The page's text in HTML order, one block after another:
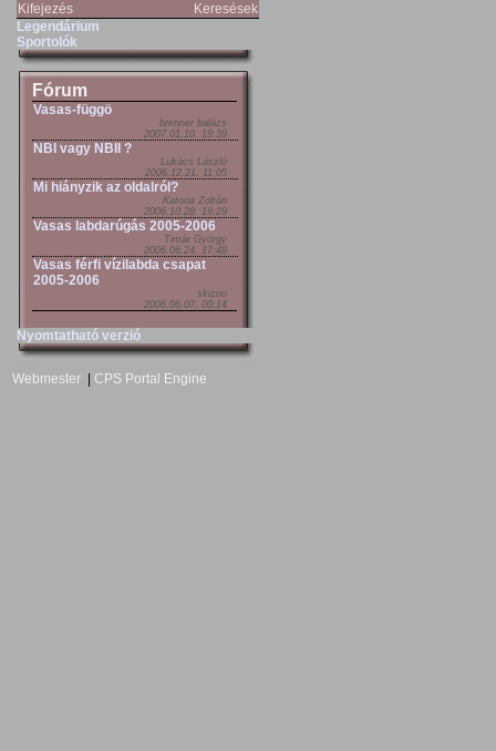
Kifejezés
Keresések
Legendárium
Sportolók
Fórum
Vasas-függö
brenner balázs
2007.01.10. 19:39
NBI vagy NBII ?
Lukács László
2006.12.21. 11:05
Mi hiányzik az oldalról?
Katona Zoltán
2006.10.28. 19:29
Vasas labdarúgás 2005-2006
Timár György
2006.06.24. 17:48
Vasas férfi vízilabda csapat
2005-2006
skizoo
2006.06.07. 00:14
Nyomtatható verzió
Webmester CPS Portal Engine